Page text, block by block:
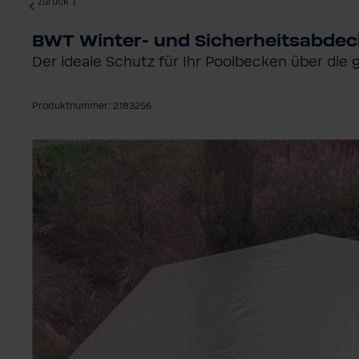
BWT Winter- und
Der ideale Schutz für Ihr Poolbecken über die
Produktnummer: 2183256
Bildergalerie überspringen